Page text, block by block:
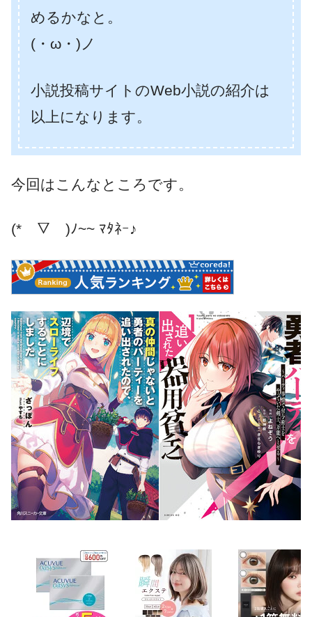
めるかなと。
(・ω・)ノ
小説投稿サイトのWeb小説の紹介は
以上になります。
今回はこんなところです。
(*￣▽￣)ﾉ~~ ﾏﾀﾈｰ♪